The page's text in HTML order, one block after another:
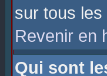
sur tous les
Revenir en
Qui sont